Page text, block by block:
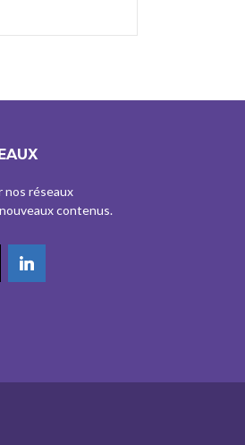
nos réseaux
contenus.